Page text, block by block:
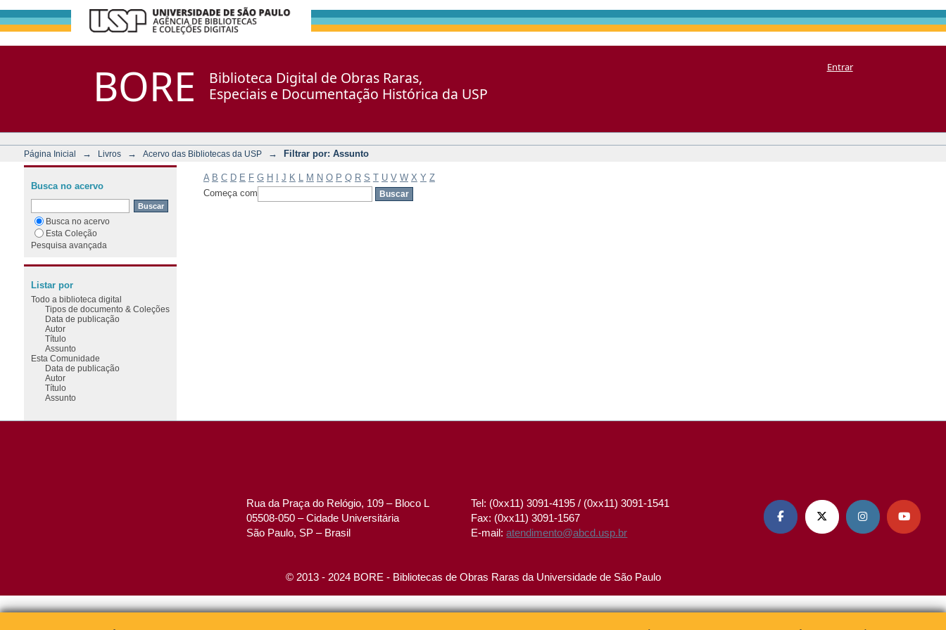
BORE
Biblioteca Digital de Obras Raras,
Especiais e Documentação Histórica da USP
Entrar
Página Inicial → Livros → Acervo das Bibliotecas da USP → Filtrar por: Assunto
A B C D E F G H J K M N O P Q R S T U V W X Y Z
Começa com
Busca no acervo
Busca no acervo
Esta Coleção
Pesquisa avançada
Listar por
Todo a biblioteca digital
Tipos de documento & Coleções
Data de publicação
Autor
Título
Assunto
Esta Comunidade
Data de publicação
Autor
Título
Assunto
Rua da Praça do Relógio, 109 – Bloco L
05508-050 – Cidade Universitária
São Paulo, SP – Brasil
Tel: (0xx11) 3091-4195 / (0xx11) 3091-1541
Fax: (0xx11) 3091-1567
E-mail:atendimento@abcd.usp.br
   
© 2013 - 2024 BORE - Bibliotecas de Obras Raras da Universidade de São Paulo